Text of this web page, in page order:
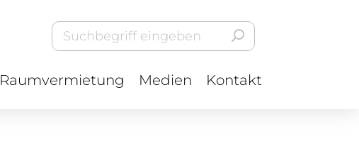
Raumvermietung Medien Kontakt